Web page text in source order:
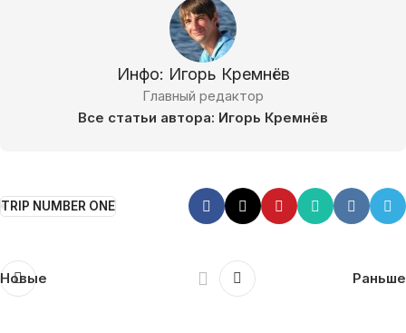
Инфо: Игорь Кремнёв
Главный редактор
Все статьи автора: Игорь Кремнёв
TRIP NUMBER ONE
Новые Раньше